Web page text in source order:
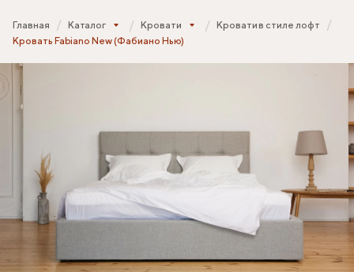
Главная Каталог Кровати
Кровати в стиле лофт
Кровать Fabiano New (Фабиано Нью)